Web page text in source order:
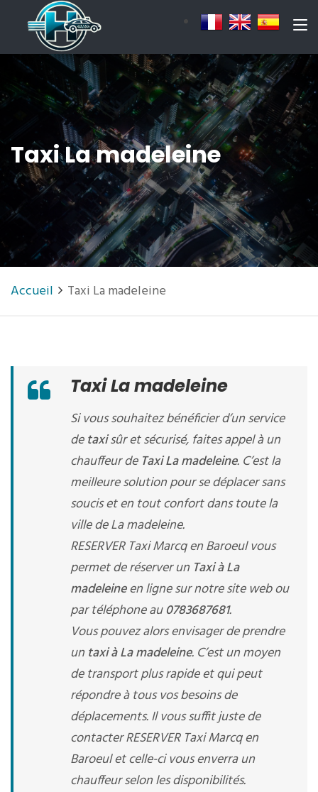
Taxi La madeleine
Accueil Taxi La madeleine
Taxi La madeleine
Si vous souhaitez bénéficier d’un service
detaxisûr et sécurisé, faites appel à un
chauffeur de Taxi La madeleine. C’est la
meilleure solution pour se déplacer sans
soucis et en tout confort dans toute la
ville de La madeleine.
RESERVER Taxi Marcq en Baroeul vous
permet de réserver un Taxi à La
madeleineen ligne sur notre site web ou
par téléphone au0783687681.
Vous pouvez alors envisager de prendre
un taxi à La madeleine. C’est un moyen
de transport plus rapide et qui peut
répondre à tous vos besoins de
déplacements. Il vous suffit juste de
contacter RESERVER Taxi Marcq en
Baroeul et celle-ci vous enverra un
chauffeur selon les disponibilités.